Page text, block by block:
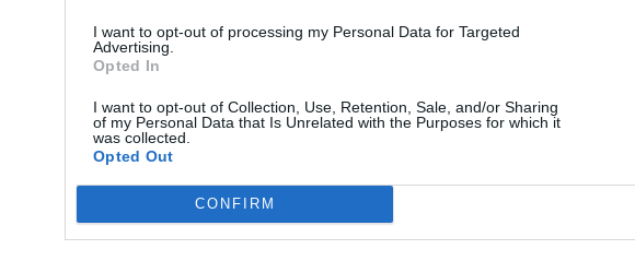
I want to opt-out of processing my Personal Data for Targeted
Advertising.
Opted In
I want to opt-out of Collection, Use, Retention, Sale, and/or Sharing
of my Personal Data that Is Unrelated with the Purposes for which it
was collected.
Opted Out
CONFIRM